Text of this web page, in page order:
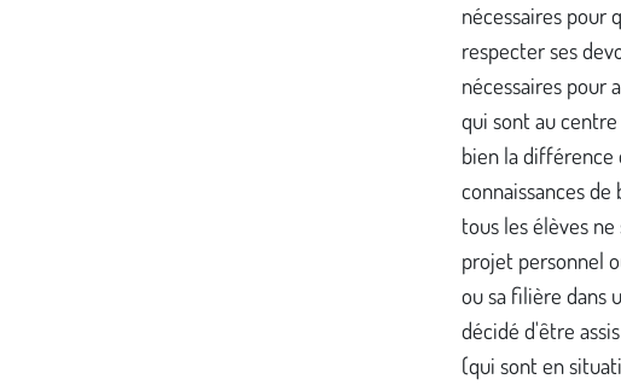
nécessaires pour
respecter ses
nécessaires pour
qui sont au
bien la différence
connaissances
tous les élèves
projet personnel
ou sa filière dans
décidé d'être
(qui sont en